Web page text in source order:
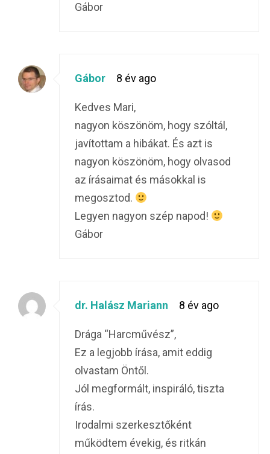
Gábor
Gábor 8 év ago
Kedves Mari,
nagyon köszönöm, hogy szóltál,
javítottam a hibákat. És azt is
nagyon köszönöm, hogy olvasod
az írásaimat és másokkal is
megosztod.
Legyen nagyon szép napod!
Gábor
dr. Halász Mariann 8 év ago
Drága “Harcművész”,
Ez a legjobb írása, amit eddig
olvastam Öntől.
Jól megformált, inspiráló, tiszta
írás.
Irodalmi szerkesztőként
működtem évekig, és ritkán